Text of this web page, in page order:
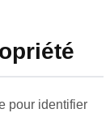
pour identifier